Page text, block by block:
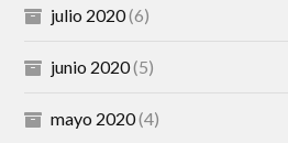
julio 2020(6)
junio 2020(5)
mayo 2020(4)